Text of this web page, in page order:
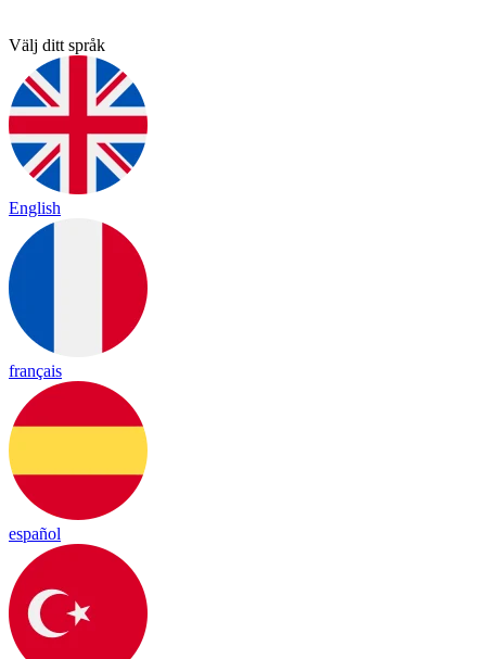
Välj ditt språk
English
français
español